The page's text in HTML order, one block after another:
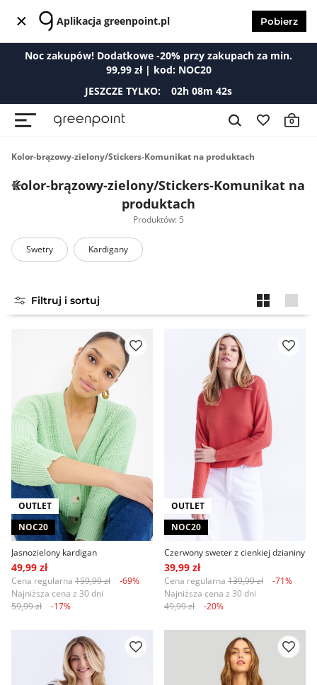
Aplikacja greenpoint.pl Pobierz
Noc zakupów! Dodatkowe -20% przy zakupach za min.
99,99 zł | kod: NOC20
JESZCZE TYLKO:
02h 08m 42s
0
Kolor-brązowy-zielony/Stickers-Komunikat na produktach
Kolor-brązowy-zielony/Stickers-Komunikat na
produktach
Produktów: 5
Swetry Kardigany
Filtruj i sortuj
OUTLET
NOC20
Jasnozielony kardigan
49,99 zł
Cena regularna 159,99 zł
-69%
Najniższa cena z 30 dni
59,99 zł
-17%
OUTLET
NOC20
Czerwony sweter z cienkiej dzianiny
39,99 zł
Cena regularna 139,99 zł
-71%
Najniższa cena z 30 dni
49,99 zł
-20%